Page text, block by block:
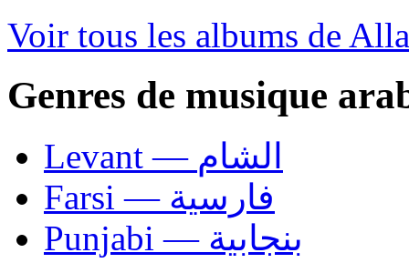
Voir tous les albums de
Genres de musique
Levant — الشام
Farsi — فارسية
Punjabi — بنجابية